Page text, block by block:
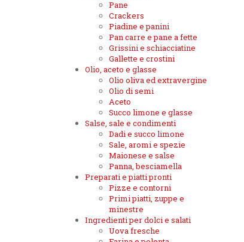
Pane
Crackers
Piadine e panini
Pan carre e pane a fette
Grissini e schiacciatine
Gallette e crostini
Olio, aceto e glasse
Olio oliva ed extravergine
Olio di semi
Aceto
Succo limone e glasse
Salse, sale e condimenti
Dadi e succo limone
Sale, aromi e spezie
Maionese e salse
Panna, besciamella
Preparati e piatti pronti
Pizze e contorni
Primi piatti, zuppe e
minestre
Ingredienti per dolci e salati
Uova fresche